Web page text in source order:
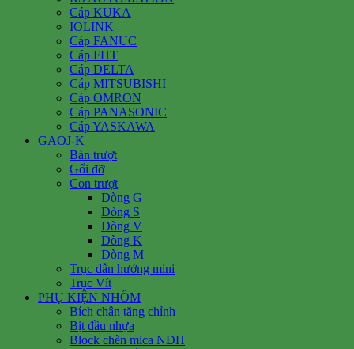
Cáp KUKA
IOLINK
Cáp FANUC
Cáp FHT
Cáp DELTA
Cáp MITSUBISHI
Cáp OMRON
Cáp PANASONIC
Cáp YASKAWA
GAOJ-K
Bàn trượt
Gối đỡ
Con trượt
Dòng G
Dòng S
Dòng V
Dòng K
Dòng M
Trục dẫn hướng mini
Trục Vít
PHỤ KIỆN NHÔM
Bích chân tăng chỉnh
Bịt đầu nhựa
Block chèn mica NĐH